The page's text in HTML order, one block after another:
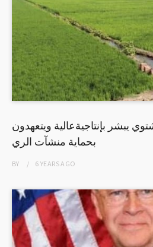
يبشر بإنتاجيةعالية ويتعهدون
بحماية منشآت الري
BY 6 YEARSAGO